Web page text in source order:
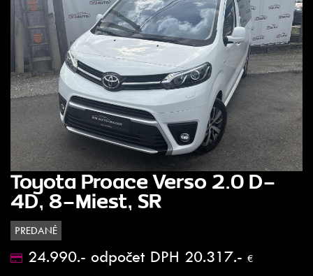
Toyota Proace Verso 2.0 D-
4D, 8-Miest, SR
PREDANÉ
24.990.- odpočet DPH 20.317.- €